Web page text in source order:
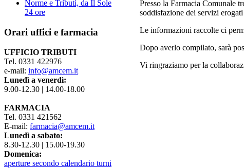
Presso la Farmacia Comunale
soddisfazione dei servizi
Le informazioni raccolte ci
Dopo averlo compilato, sarà
Vi ringraziamo per la
Norme e Tributi, da Il Sole
24 ore
Orari uffici e farmacia
UFFICIO TRIBUTI
Tel. 0331 422976
e-mail: info@amcem.it
Lunedì a venerdì:
9.00-12.30 | 14.00-18.00
FARMACIA
Tel. 0331 421562
E-mail: farmacia@amcem.it
Lunedì a sabato:
8.30-12.30 | 15.00-19.30
Domenica:
aperture secondo calendario turni